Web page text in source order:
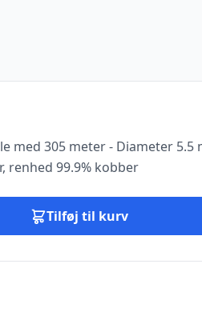
med 305 meter - Diameter 5.5
renhed 99.9% kobber
Tilføj til kurv